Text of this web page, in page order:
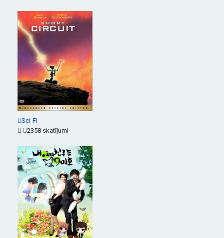
Sci-Fi
2358 skatījumi